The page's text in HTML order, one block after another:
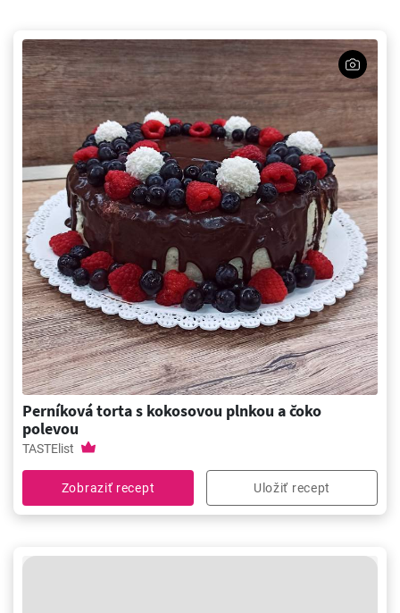
Perníková torta s kokosovou plnkou a čoko
polevou
TASTElist
Zobraziť recept Uložiť recept